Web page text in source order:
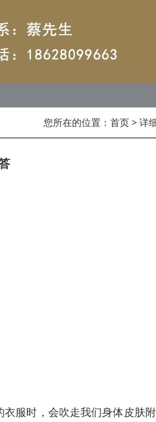
您所在的位置： 首页> 详
服时，会吹走我们身体皮肤